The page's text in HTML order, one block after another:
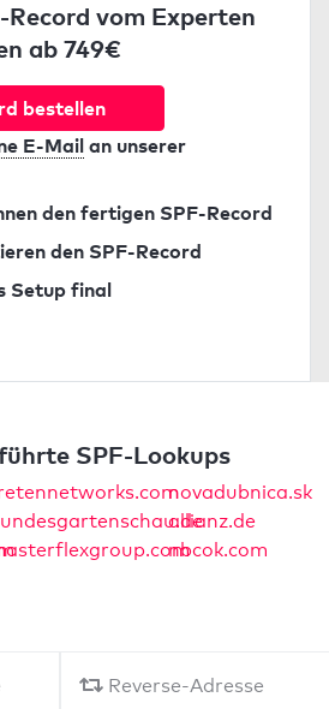
Record vom Experten
ab 749€
bestellen
E-Mailan unserer
den fertigen SPF-Record
den SPF-Record
Setup final
SPF-Lookups
novadubnica.sk
allianz.de
nbcok.com
Reverse-Adresse